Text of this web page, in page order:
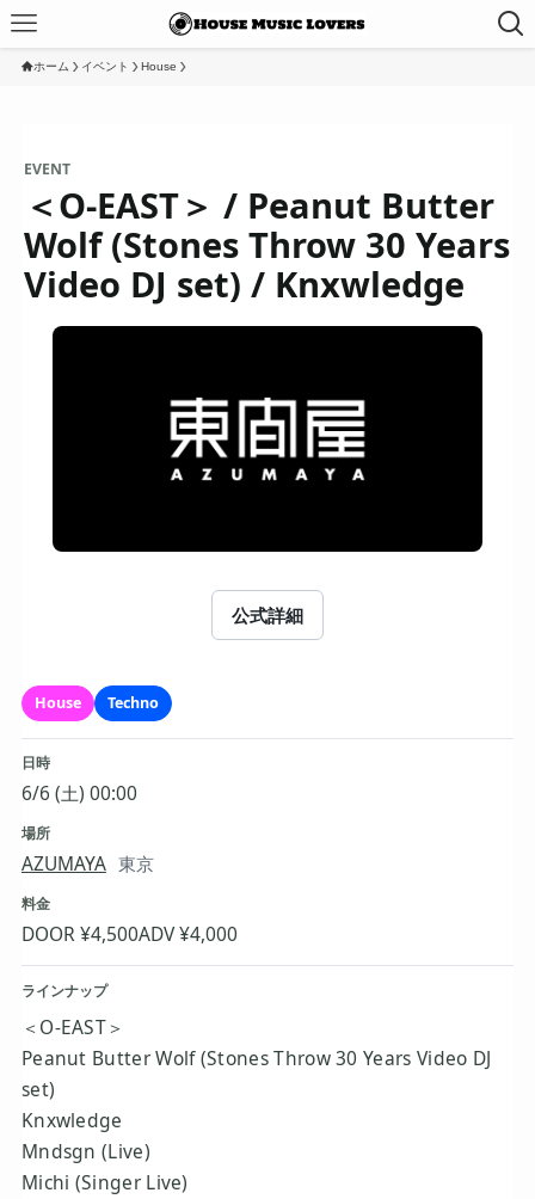
ホーム イベント House
EVENT
＜O-EAST＞ / Peanut Butter
Wolf (Stones Throw 30 Years
Video DJ set) / Knxwledge
公式詳細
House Techno
日時
6/6 (土) 00:00
場所
AZUMAYA 東京
料金
DOOR ¥4,500ADV ¥4,000
ラインナップ
＜O-EAST＞
Peanut Butter Wolf (Stones Throw 30 Years Video DJ
set)
Knxwledge
Mndsgn (Live)
Michi (Singer Live)